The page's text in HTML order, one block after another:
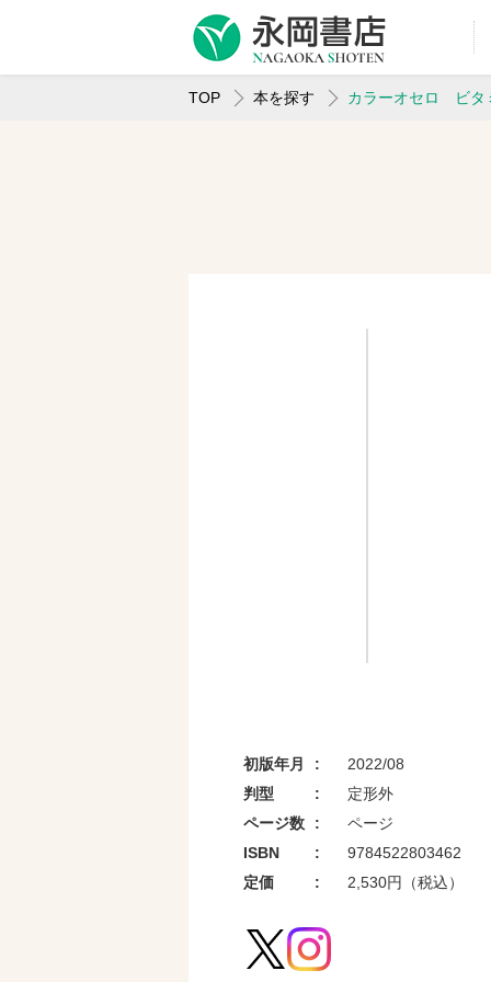
TOP 本を探す カラーオセロ ビタ
初版年月
2022/08
判型
定形外
ページ数
ページ
ISBN
9784522803462
定価
2,530円（税込）